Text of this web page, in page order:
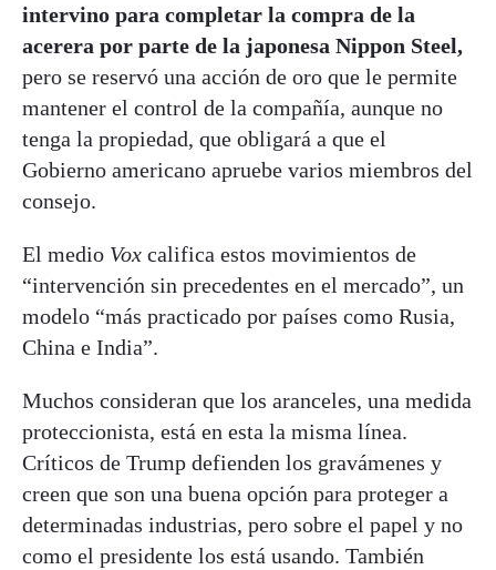
intervino para completar la compra de la
acerera por parte de la japonesa Nippon Steel,
pero se reservó una acción de oro que le permite
mantener el control de la compañía, aunque no
tenga la propiedad, que obligará a que el
Gobierno americano apruebe varios miembros del
consejo.
El medio Vox califica estos movimientos de
“intervención sin precedentes en el mercado”, un
modelo “más practicado por países como Rusia,
China e India”.
Muchos consideran que los aranceles, una medida
proteccionista, está en esta la misma línea.
Críticos de Trump defienden los gravámenes y
creen que son una buena opción para proteger a
determinadas industrias, pero sobre el papel y no
como el presidente los está usando. También